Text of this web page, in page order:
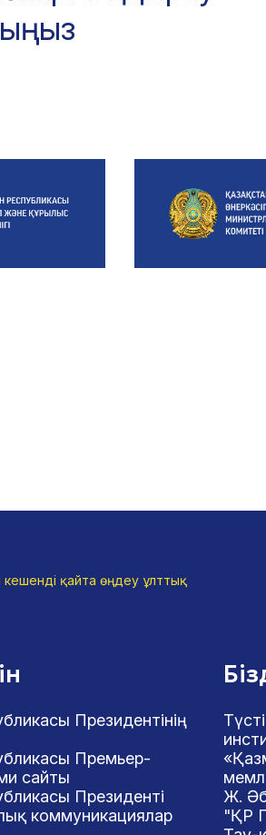
қайта өңдеу ұлттық
Президентінің
Премьер-
сайты
Президенті
коммуникациялар
Ж.
"ҚР